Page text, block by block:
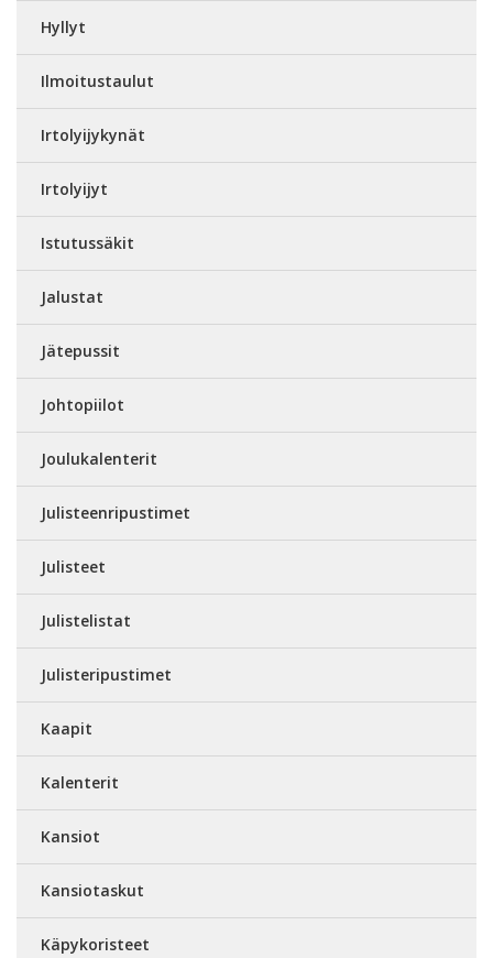
Hyllyt
Ilmoitustaulut
Irtolyijykynät
Irtolyijyt
Istutussäkit
Jalustat
Jätepussit
Johtopiilot
Joulukalenterit
Julisteenripustimet
Julisteet
Julistelistat
Julisteripustimet
Kaapit
Kalenterit
Kansiot
Kansiotaskut
Käpykoristeet